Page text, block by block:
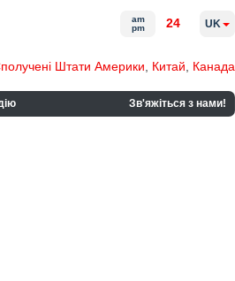
Штати Америки Китай Канада
Зв'яжіться з нами!
am
pm
24 UK